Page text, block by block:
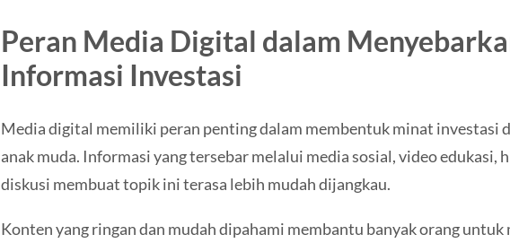
Peran Media Digital dalam
Informasi Investasi
Media digital memiliki peran penting dalam membentuk minat investasi
anak muda. Informasi yang tersebar melalui media sosial, video edukasi,
diskusi membuat topik ini terasa lebih mudah dijangkau.
Konten yang ringan dan mudah dipahami membantu banyak orang untuk